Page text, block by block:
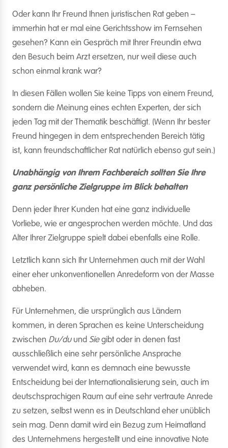
Oder kann Ihr Freund Ihnen juristischen Rat geben –
immerhin hat er mal eine Gerichtsshow im Fernsehen
gesehen? Kann ein Gespräch mit Ihrer Freundin etwa
den Besuch beim Arzt ersetzen, nur weil diese auch
schon einmal krank war?
In diesen Fällen wollen Sie keine Tipps von einem Freund,
sondern die Meinung eines echten Experten, der sich
jeden Tag mit der Thematik beschäftigt. (Wenn Ihr bester
Freund hingegen in dem entsprechenden Bereich tätig
ist, kann freundschaftlicher Rat natürlich ebenso gut sein.)
Unabhängig von Ihrem Fachbereich sollten Sie Ihre
ganz persönliche Zielgruppe im Blick behalten
Denn jeder Ihrer Kunden hat eine ganz individuelle
Vorliebe, wie er angesprochen werden möchte. Und das
Alter Ihrer Zielgruppe spielt dabei ebenfalls eine Rolle.
Letztlich kann sich Ihr Unternehmen auch mit der Wahl
einer eher unkonventionellen Anredeform von der Masse
abheben.
Für Unternehmen, die ursprünglich aus Ländern
kommen, in deren Sprachen es keine Unterscheidung
zwischen Du/duund Siegibt oder in denen fast
ausschließlich eine sehr persönliche Ansprache
verwendet wird, kann es demnach eine bewusste
Entscheidung bei der Internationalisierung sein, auch im
deutschsprachigen Raum auf eine sehr vertraute Anrede
zu setzen, selbst wenn es in Deutschland eher unüblich
sein mag. Denn damit wird ein Bezug zum Heimatland
des Unternehmens hergestellt und eine innovative Note